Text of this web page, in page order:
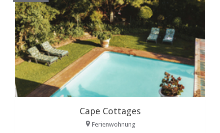
Cape Cottages
Ferienwohnung